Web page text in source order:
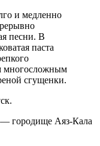
и медленно
песни. В
паста
многосложным
сгущенки.
городище Аяз-Кала